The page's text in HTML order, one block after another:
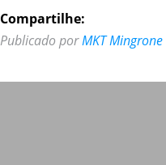
Compartilhe:
Publicado porMKT Mingrone